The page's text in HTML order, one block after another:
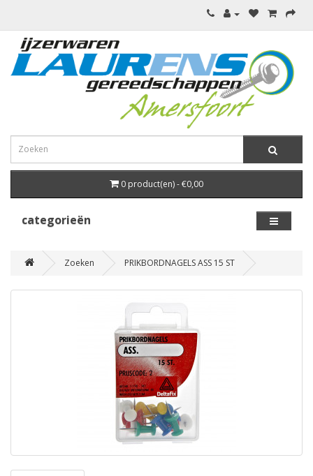
0 product(en) - €0,00
categorieën
Zoeken PRIKBORDNAGELS ASS 15 ST